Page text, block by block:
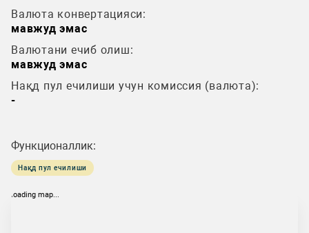
Валюта конвертацияси:
мавжуд эмас
Валютани ечиб олиш:
мавжуд эмас
Нақд пул ечилиши учун комиссия (валюта):
-
Функционаллик:
Нақд пул ечилиши
loading map...